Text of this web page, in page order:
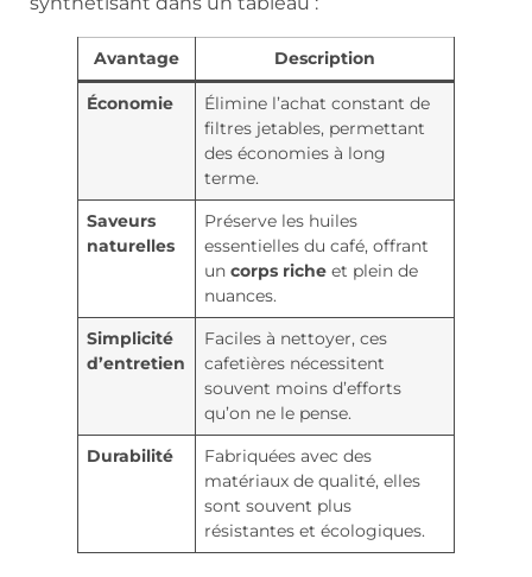
Avantage Description
Économie
Élimine l’achat constant de
filtres jetables, permettant
des économies à long
terme.
Saveurs
naturelles
Préserve les huiles
essentielles du café, offrant
uncorps riche et plein de
nuances.
Simplicité
d’entretien
Faciles à nettoyer, ces
cafetières nécessitent
souvent moins d’efforts
qu’on ne le pense.
Durabilité
Fabriquées avec des
matériaux de qualité, elles
sont souvent plus
résistantes et écologiques.